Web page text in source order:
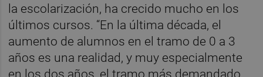
la escolarización, ha crecido mucho en los
últimos cursos. “En la última década, el
aumento de alumnos en el tramo de 0 a 3
años es una realidad, y muy especialmente
en los dos años, el tramo más demandado